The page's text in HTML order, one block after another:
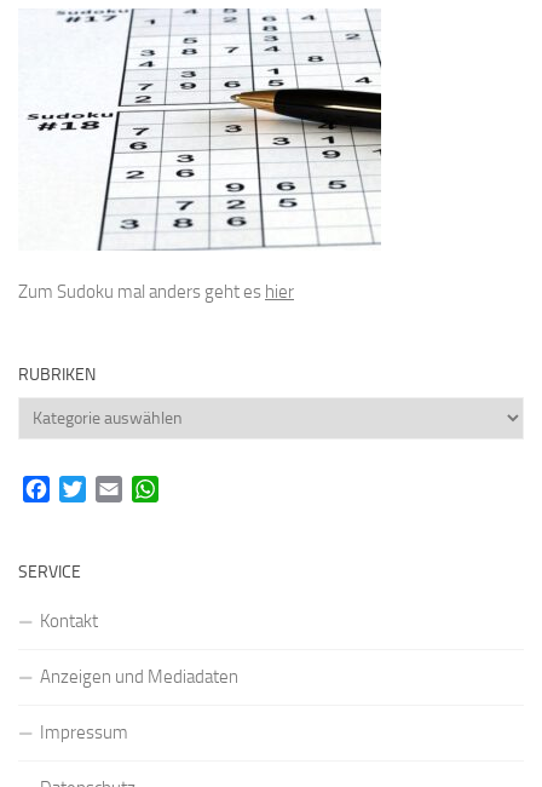
Zum Sudoku mal anders geht es hier
RUBRIKEN
Rubriken
FacebookTwitterEmail
SERVICE
Kontakt
Anzeigen und Mediadaten
Impressum